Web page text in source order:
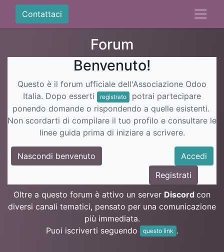
Contattaci
Forum
Benvenuto!
Questo è il forum ufficiale dell'Associazione Odoo
Italia. Dopo esserti
registrato
potrai partecipare
ponendo domande o rispondendo a quelle esistenti.
Non scordarti di compilare il tuo profilo e consultare le
linee guida prima di iniziare a scrivere.
Nascondi benvenuto
Accedi
Registrati
Oltre a questo forum è attivo un server Discord con
diversi canali tematici, pensato per una comunicazione
più immediata.
Puoi iscriverti seguendo
questo link .